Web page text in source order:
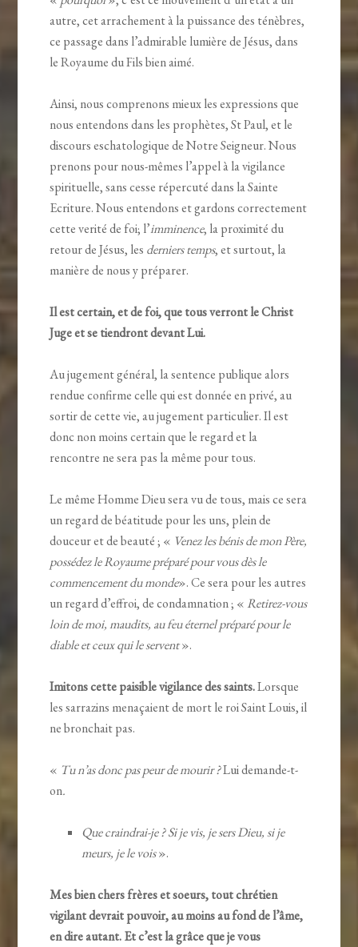
autre, cet arrachement à la puissance des ténèbres,
ce passage dans l’admirable lumière de Jésus, dans
le Royaume du Fils bien aimé.
Ainsi, nous comprenons mieux les expressions que
nous entendons dans les prophètes, St Paul, et le
discours eschatologique de Notre Seigneur. Nous
prenons pour nous-mêmes l’appel à la vigilance
spirituelle, sans cesse répercuté dans la Sainte
Ecriture. Nous entendons et gardons correctement
cette verité de foi; l’imminence, la proximité du
retour de Jésus, les derniers temps, et surtout, la
manière de nous y préparer.
Il est certain, et de foi, que tous verront le Christ
Juge et se tiendront devant Lui.
Au jugement général, la sentence publique alors
rendue confirme celle qui est donnée en privé, au
sortir de cette vie, au jugement particulier. Il est
donc non moins certain que le regard et la
rencontre ne sera pas la même pour tous.
Le même Homme Dieu sera vu de tous, mais ce sera
un regard de béatitude pour les uns, plein de
douceur et de beauté ; « Venez les bénis de mon Père,
possédez le Royaume préparé pour vous dès le
commencement du monde». Ce sera pour les autres
un regard d’effroi, de condamnation ; «Retirez-vous
loin de moi, maudits, au feu éternel préparé pour le
diable et ceux qui le servent».
Imitons cette paisible vigilance des saints.Lorsque
les sarrazins menaçaient de mort le roi Saint Louis, il
ne bronchait pas.
« Tu n’as donc pas peur de mourir ?Lui demande-t-
on.
Que craindrai-je ? Si je vis, je sers Dieu, si je
meurs, je le vois».
Mes bien chers frères et soeurs, tout chrétien
vigilant devrait pouvoir, au moins au fond de l’âme,
en dire autant. Et c’est la grâce que je vous